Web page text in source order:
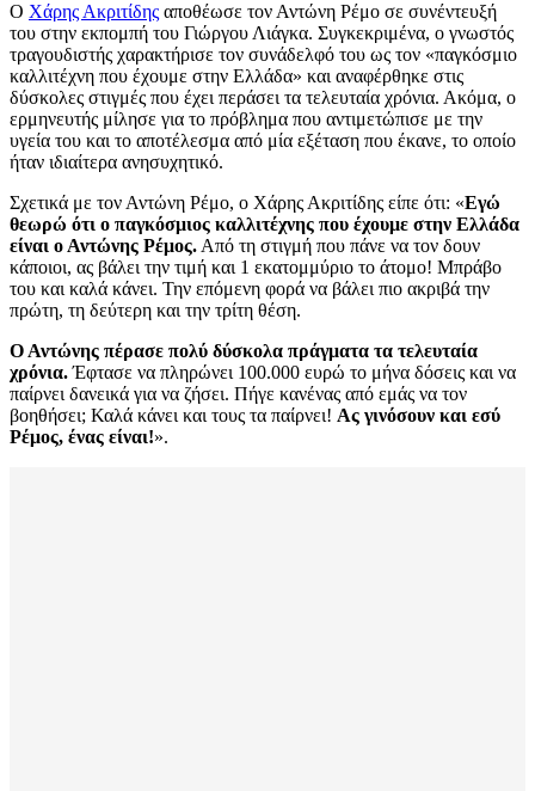
Ο Χάρης Ακριτίδης αποθέωσε τον Αντώνη Ρέμο σε συνέντευξή
του στην εκπομπή του Γιώργου Λιάγκα. Συγκεκριμένα, ο γνωστός
τραγουδιστής χαρακτήρισε τον συνάδελφό του ως τον «παγκόσμιο
καλλιτέχνη που έχουμε στην Ελλάδα» και αναφέρθηκε στις
δύσκολες στιγμές που έχει περάσει τα τελευταία χρόνια. Ακόμα, ο
ερμηνευτής μίλησε για το πρόβλημα που αντιμετώπισε με την
υγεία του και το αποτέλεσμα από μία εξέταση που έκανε, το οποίο
ήταν ιδιαίτερα ανησυχητικό.
Σχετικά με τον Αντώνη Ρέμο, ο Χάρης Ακριτίδης είπε ότι: «Εγώ
θεωρώ ότι ο παγκόσμιος καλλιτέχνης που έχουμε στην Ελλάδα
είναι ο Αντώνης Ρέμος. Από τη στιγμή που πάνε να τον δουν
κάποιοι, ας βάλει την τιμή και 1 εκατομμύριο το άτομο! Μπράβο
του και καλά κάνει. Την επόμενη φορά να βάλει πιο ακριβά την
πρώτη, τη δεύτερη και την τρίτη θέση.
Ο Αντώνης πέρασε πολύ δύσκολα πράγματα τα τελευταία
χρόνια.Έφτασε να πληρώνει 100.000 ευρώ το μήνα δόσεις και να
παίρνει δανεικά για να ζήσει. Πήγε κανένας από εμάς να τον
βοηθήσει; Καλά κάνει και τους τα παίρνει! Ας γινόσουν και εσύ
Ρέμος, ένας είναι!».